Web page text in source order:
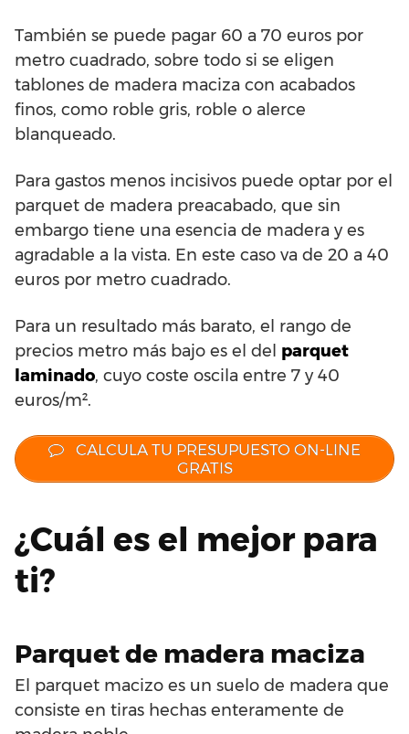
También se puede pagar 60 a 70 euros por
metro cuadrado, sobre todo si se eligen
tablones de madera maciza con acabados
finos, como roble gris, roble o alerce
blanqueado.
Para gastos menos incisivos puede optar por el
parquet de madera preacabado, que sin
embargo tiene una esencia de madera y es
agradable a la vista. En este caso va de 20 a 40
euros por metro cuadrado.
Para un resultado más barato, el rango de
precios metro más bajo es el del parquet
laminado, cuyo coste oscila entre 7 y 40
euros/m².
CALCULA TU PRESUPUESTO ON-LINE
GRATIS
¿Cuál es el mejor para
ti?
Parquet de madera maciza
El parquet macizo es un suelo de madera que
consiste en tiras hechas enteramente de